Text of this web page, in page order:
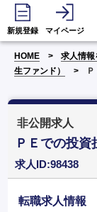
新規登録 マイページ
HOME 求人情報
生ファンド）
非公開求人
ＰＥでの投
求人ID:98438
転職求人情報